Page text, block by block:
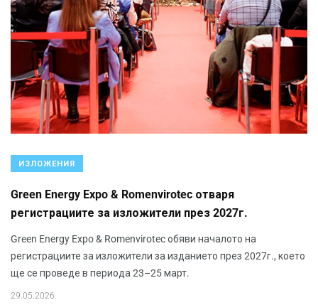
ИЗЛОЖЕНИЯ
Green Energy Expo & Romenvirotec отваря
регистрациите за изложители през 2027г.
Green Energy Expo & Romenvirotec обяви началото на
регистрациите за изложители за изданието през 2027г., което
ще се проведе в периода 23–25 март.
29.05.2026